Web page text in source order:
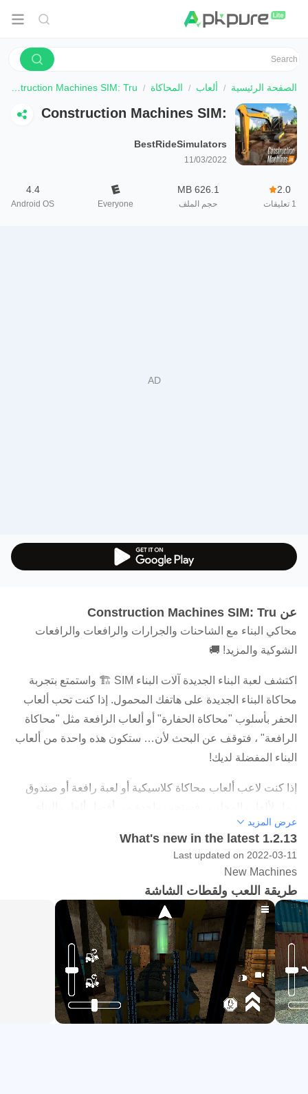
الصفحة الرئيسية ألعاب المحاكاة Construction Machines SIM: Tru
Construction Machines SIM:
BestRideSimulators
11/03/2022
2.0
1 تعليقات
626.1 MB
حجم الملف Everyone
4.4
Android OS
عن Construction Machines SIM: Tru
محاكي البناء مع الشاحنات والجرارات والرافعات والرافعات
الشوكية والمزيد! 🚚
اكتشف لعبة البناء الجديدة آلات البناء SIM 🏗️ واستمتع بتجربة
محاكاة البناء الجديدة على هاتفك المحمول. إذا كنت تحب ألعاب
الحفر بأسلوب "محاكاة الحفارة" أو ألعاب الرافعة مثل "محاكاة
الرافعة" ، فتوقف عن البحث لأن… ستكون هذه واحدة من ألعاب
البناء المفضلة لديك!
إذا كنت لاعب ألعاب محاكاة كلاسيكية أو لعبة رافعة أو صندوق
المتوفرة في السوق ؛ والتي من بينها ، من بين أمور أخرى ،
تمنحك الفرصة للعب ألعاب الحفر (لعبة الرافعة ، لعبة الجرارات)
في منطقة المحجر. كن بانيًا حقيقيًا للطرق الوعرة 👷 باستخدام
الآلات الثقيلة على غرار الشاحنة الضخمة وابن مثل خبير محاكاة
البناء الذي أنت عليه حقًا.
ليست مجرد لعبة حفارة مثل "محاكي الحفار" أو لعبة الجرارات ،
ولكنها أيضًا ماكينات البناء SIM: ألعاب الشاحنات والرافعات هي
لعبة بناء 🔨 والتي ستتيح لك استخدام رافعة شوكية أو رافعة
تلسكوبية أو ضاغط أو شاحنة تفريغ ؛ بالإضافة إلى نوع آخر من
الآلات الثقيلة لبناء البناء الخاص بك وتشعر وكأنك مُنشئ جسر
عرض المزيد
What's new in the latest 1.2.13
Last updated on 2022-03-11
New Machines
طريقة اللعب ولقطات الشاشة